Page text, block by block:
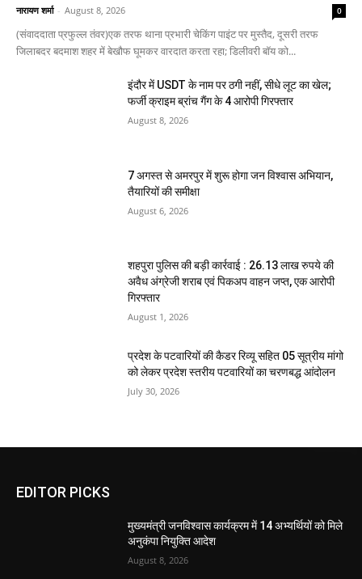
नारायण शर्मा - August 8, 2026 0
(संवाददाता प्रफुल्ल तंवर)एक तरफ थाना प्रभारी चेकिंग पाइंट पर मुस्तैद, दूसरी तरफ
जिलाबदर बदमाश शहर में बेखौफ घूमकर वारदात करता रहा; डिलीवरी बॉय को...
इंदौर में USDT के नाम पर ठगी नहीं, सीधे लूट का खेल;
फर्जी क्राइम ब्रांच गैंग के 4 आरोपी गिरफ्तार
August 8, 2026
7 अगस्त से अमरपुर में शुरू होगा जन विश्वास अभियान,
तैयारियों की समीक्षा
August 6, 2026
शहपुरा पुलिस की बड़ी कार्रवाई : 26.13 लाख रुपये की
अवैध अंग्रेजी शराब एवं पिकअप वाहन जप्त, एक आरोपी
गिरफ्तार
August 1, 2026
प्रदेश के पटवारियों की कैडर रिव्यू सहित 05 सूत्रीय मांगो
को लेकर प्रदेश स्तरीय पटवारियों का चरणबद्ध आंदोलन
July 30, 2026
EDITOR PICKS
मुख्यमंत्री जनविश्वास कार्यक्रम में 14 अभ्यर्थियों को मिले
अनुकंपा नियुक्ति आदेश
August 8, 2026